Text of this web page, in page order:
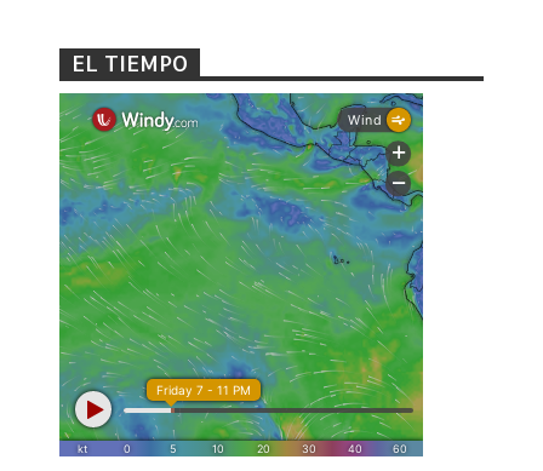
EL TIEMPO